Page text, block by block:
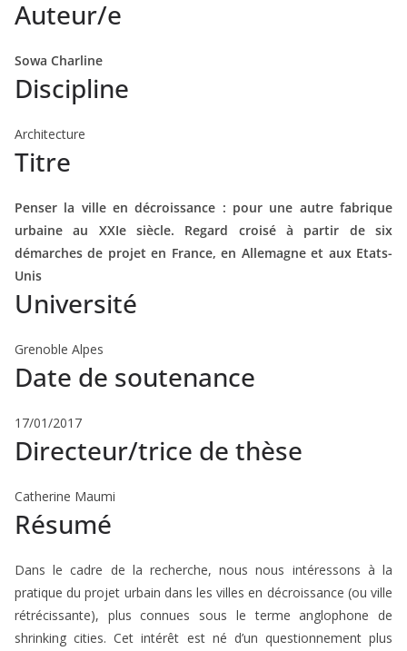
Auteur/e
Sowa Charline
Discipline
Architecture
Titre
Penser la ville en décroissance : pour une autre fabrique
urbaine au XXIe siècle. Regard croisé à partir de six
démarches de projet en France, en Allemagne et aux Etats-
Unis
Université
Grenoble Alpes
Date de soutenance
17/01/2017
Directeur/trice de thèse
Catherine Maumi
Résumé
Dans le cadre de la recherche, nous nous intéressons à la
pratique du projet urbain dans les villes en décroissance (ou ville
rétrécissante), plus connues sous le terme anglophone de
shrinking cities. Cet intérêt est né d’un questionnement plus